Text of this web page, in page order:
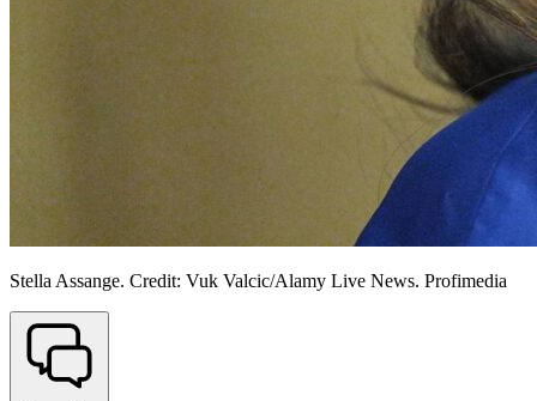
Stella Assange. Credit: Vuk Valcic/Alamy Live News. Profimedia